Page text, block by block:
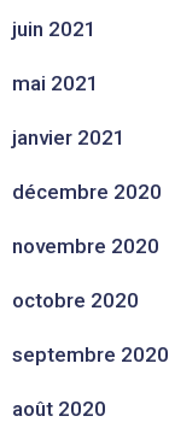
juin 2021
mai 2021
janvier 2021
décembre 2020
novembre 2020
octobre 2020
septembre 2020
août 2020